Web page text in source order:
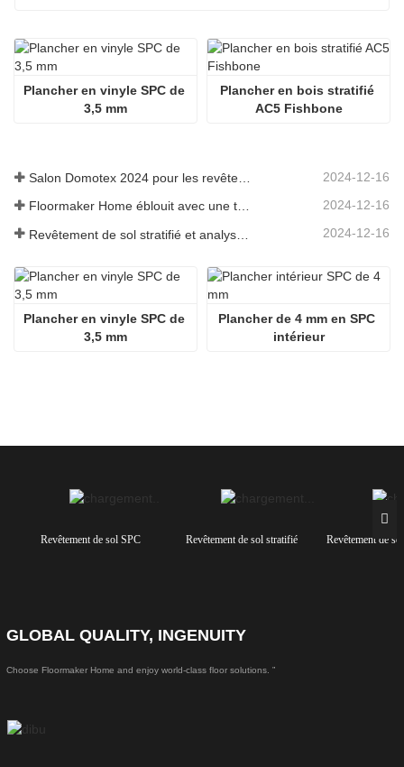
Plancher en vinyle SPC de
3,5 mm
Plancher en bois stratifié
AC5 Fishbone
2024-12-16
Floormaker Home éblouit avec une toute nouvelle série de revêtements de sol au DOMOTEX Asia 2024 2024-12-16
2024-12-16
Plancher en vinyle SPC de
3,5 mm
Plancher de 4 mm en SPC
intérieur
Revêtement de sol SPC Revêtement de sol stratifié Revêtement de
GLOBAL QUALITY, INGENUITY
Choose Floormaker Home and enjoy world-class floor solutions. ”